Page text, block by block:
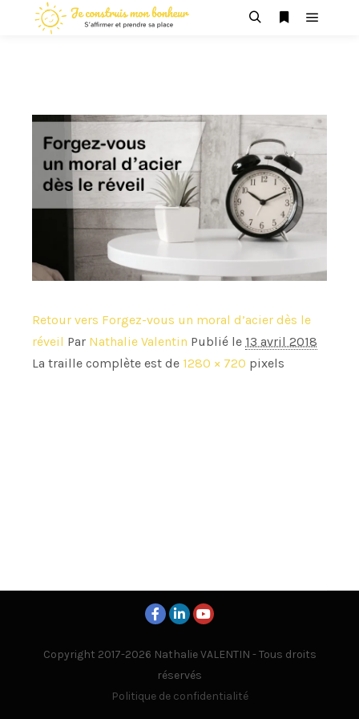
Retour vers Forgez-vous un moral d’acier dès le
réveil Par Nathalie Valentin Publié le 13 avril 2018
La traille complète est de 1280 × 720 pixels
Copyright 2017-2026 Nathalie VALENTIN - Tous droits
réservés
Politique de confidentialité